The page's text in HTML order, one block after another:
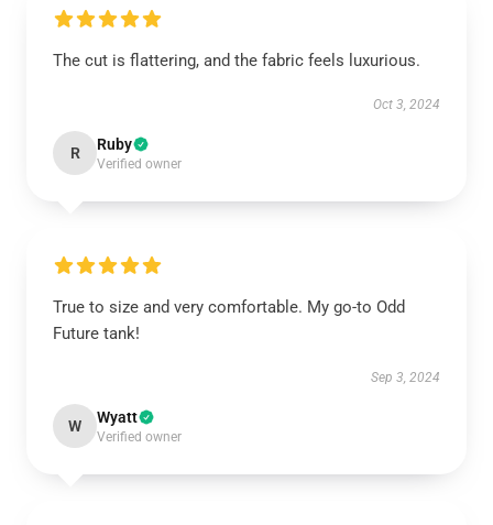
The cut is flattering, and the fabric feels luxurious.
Oct 3, 2024
R Ruby
Verified owner
True to size and very comfortable. My go-to Odd
Future tank!
Sep 3, 2024
W Wyatt
Verified owner